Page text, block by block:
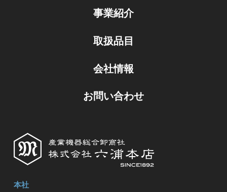
事業紹介
取扱品目
会社情報
お問い合わせ
本社